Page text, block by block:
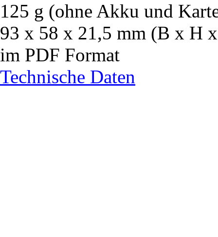
125 g (ohne Akku und
93 x 58 x 21,5 mm (B x H
im PDF Format
Technische Daten